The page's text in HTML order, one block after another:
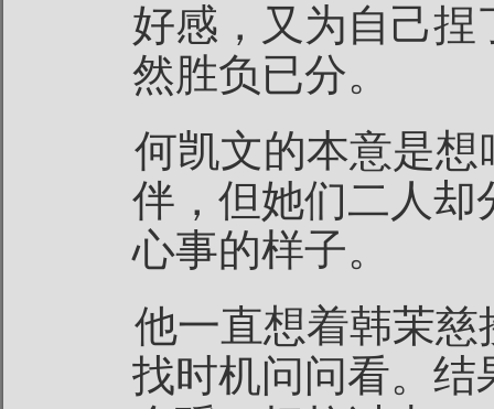
好感，又为自己捏
然胜负已分。
何凯文的本意是
伴，但她们二人却
心事的样子。
他一直想着韩茉
找时机问问看。结